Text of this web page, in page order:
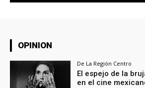
OPINION
De La Región Centro
El espejo de la
en el cine